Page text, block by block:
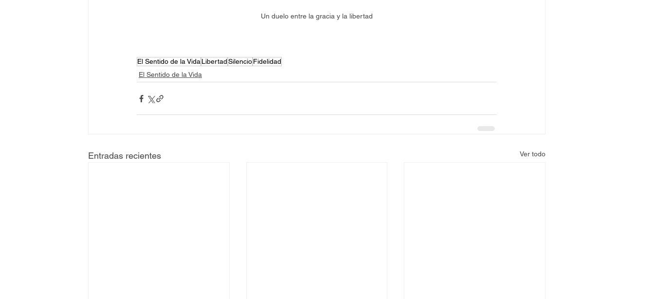
Un duelo entre la gracia y la libertad
El Sentido de la VidaLibertadSilencioFidelidad
El Sentido de la Vida
Entradas recientes Ver todo